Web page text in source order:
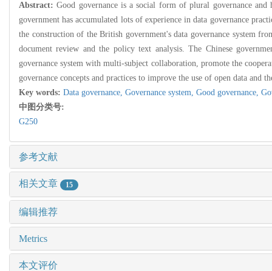
Abstract:Good governance is a social form of plural governance
government has accumulated lots of experience in data governance
the construction of the British government's data governance system
document review and the policy text analysis. The Chinese
governance system with multi-subject collaboration, promote the
governance concepts and practices to improve the use of open data and
Key words: Data governance, Governance system, Good governance,
中图分类号:
G250
参考文献
相关文章 15
编辑推荐
Metrics
本文评价